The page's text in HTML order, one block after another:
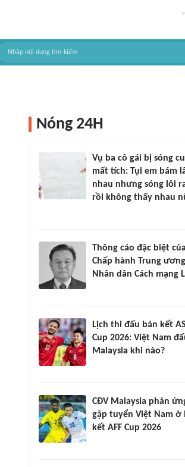
Nóng 24H
Vụ ba cô gái bị sóng
mất tích: Tụi em bám
nhau nhưng sóng lôi
rồi không thấy nhau
Thông cáo đặc biệt
Chấp hành Trung
Nhân dân Cách mạng
Lịch thi đấu bán kết
Cup 2026: Việt Nam
Malaysia khi nào?
CĐV Malaysia phản
gặp tuyển Việt Nam ở
kết AFF Cup 2026